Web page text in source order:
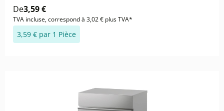
De3,59 €
TVA incluse, correspond à 3,02 € plus TVA*
3,59 € par 1 Pièce